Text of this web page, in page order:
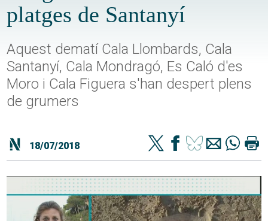
platges de Santanyí
Aquest dematí Cala Llombards, Cala
Santanyí, Cala Mondragó, Es Caló d'es
Moro i Cala Figuera s'han despert plens
de grumers
18/07/2018